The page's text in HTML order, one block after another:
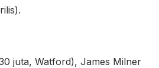
juta, Watford), James Milner